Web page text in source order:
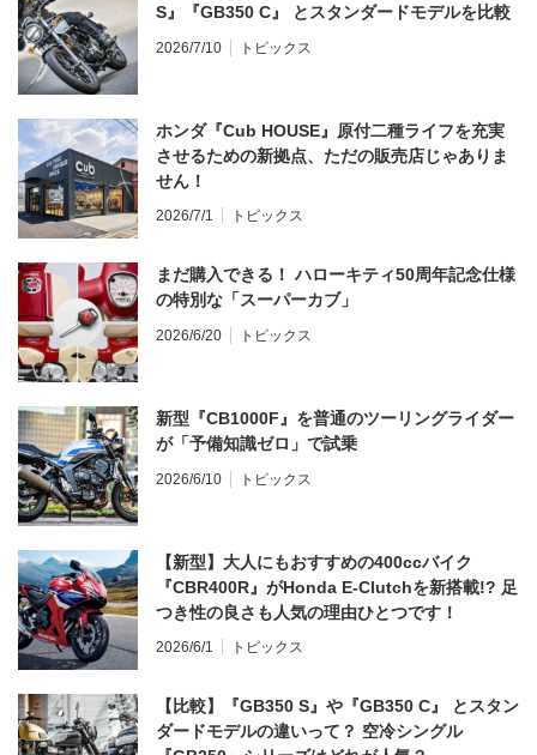
S』『GB350 C』 とスタンダードモデルを比較
2026/7/10 トピックス
ホンダ『Cub HOUSE』原付二種ライフを充実
させるための新拠点、ただの販売店じゃありま
せん！
2026/7/1 トピックス
まだ購入できる！ ハローキティ50周年記念仕様
の特別な「スーパーカブ」
2026/6/20 トピックス
新型『CB1000F』を普通のツーリングライダー
が「予備知識ゼロ」で試乗
2026/6/10 トピックス
【新型】大人にもおすすめの400ccバイク
『CBR400R』がHonda E-Clutchを新搭載!? 足
つき性の良さも人気の理由ひとつです！
2026/6/1 トピックス
【比較】『GB350 S』や『GB350 C』 とスタン
ダードモデルの違いって？ 空冷シングル